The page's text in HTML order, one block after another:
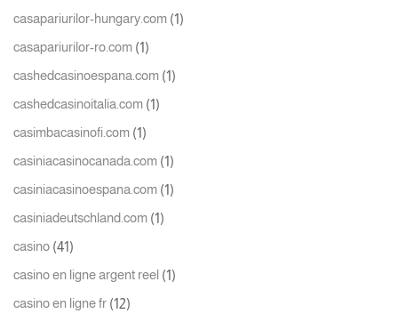
casapariurilor-hungary.com (1)
casapariurilor-ro.com (1)
cashedcasinoespana.com (1)
cashedcasinoitalia.com (1)
casimbacasinofi.com (1)
casiniacasinocanada.com (1)
casiniacasinoespana.com (1)
casiniadeutschland.com (1)
casino (41)
casino en ligne argent reel (1)
casino en ligne fr (12)